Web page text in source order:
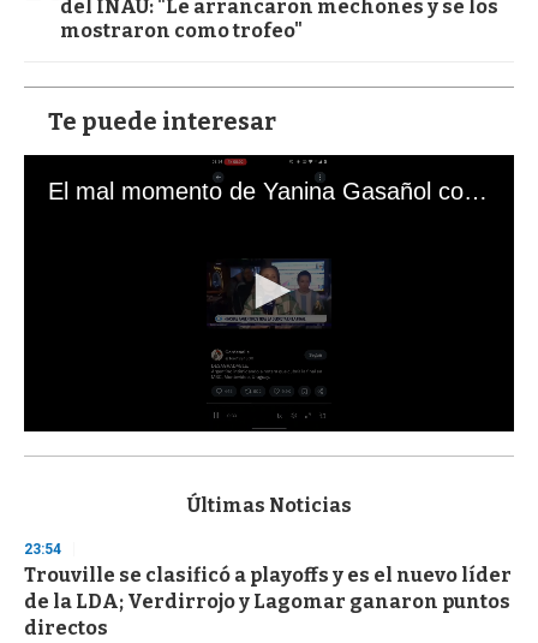
del INAU: "Le arrancaron mechones y se los
mostraron como trofeo"
Te puede interesar
El mal momento de Yanina Gasañol con un hincha argentino en "Subrayado"
s
d
s
o
f
3
Últimas Noticias
23:54
Trouville se clasificó a playoffs y es el nuevo líder
de la LDA; Verdirrojo y Lagomar ganaron puntos
directos